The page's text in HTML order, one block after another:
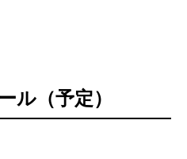
ル（予定）